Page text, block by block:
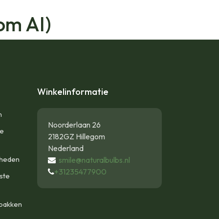
AI)
Winkelinformatie
Noorderlaan 26
2182GZ Hillegom
Nederland
smile@naturalbulbs.nl
+31235477900